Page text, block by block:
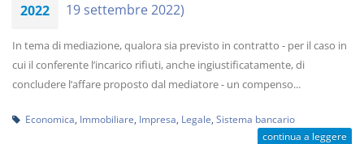
2022
19 settembre 2022)
In tema di mediazione, qualora sia previsto in contratto - per il caso in
cui il conferente l’incarico rifiuti, anche ingiustificatamente, di
concludere l’affare proposto dal mediatore - un compenso...
Economica Immobiliare Impresa Legale Sistema bancario
continua a leggere